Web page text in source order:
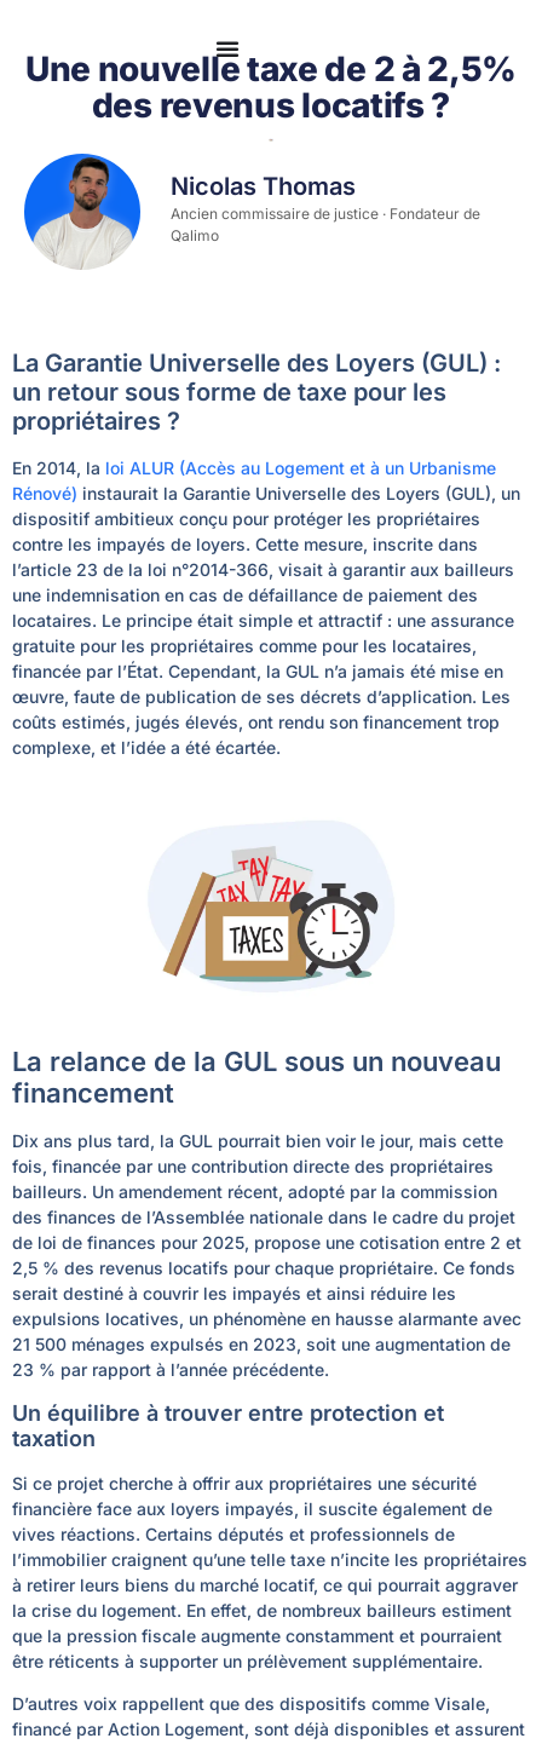
Une nouvelle taxe de 2 à 2,5%
des revenus locatifs ?
Nicolas Thomas
Ancien commissaire de justice · Fondateur de
Qalimo
La Garantie Universelle des Loyers (GUL) :
un retour sous forme de taxe pour les
propriétaires ?
En 2014, la loi ALUR (Accès au Logement et à un Urbanisme
Rénové) instaurait la Garantie Universelle des Loyers (GUL), un
dispositif ambitieux conçu pour protéger les propriétaires
contre les impayés de loyers. Cette mesure, inscrite dans
l’article 23 de la loi n°2014-366, visait à garantir aux bailleurs
une indemnisation en cas de défaillance de paiement des
locataires. Le principe était simple et attractif : une assurance
gratuite pour les propriétaires comme pour les locataires,
financée par l’État. Cependant, la GUL n’a jamais été mise en
œuvre, faute de publication de ses décrets d’application. Les
coûts estimés, jugés élevés, ont rendu son financement trop
complexe, et l’idée a été écartée.
La relance de la GUL sous un nouveau
financement
Dix ans plus tard, la GUL pourrait bien voir le jour, mais cette
fois, financée par une contribution directe des propriétaires
bailleurs. Un amendement récent, adopté par la commission
des finances de l’Assemblée nationale dans le cadre du projet
de loi de finances pour 2025, propose une cotisation entre 2 et
2,5 % des revenus locatifs pour chaque propriétaire. Ce fonds
serait destiné à couvrir les impayés et ainsi réduire les
expulsions locatives, un phénomène en hausse alarmante avec
21 500 ménages expulsés en 2023, soit une augmentation de
23 % par rapport à l’année précédente.
Un équilibre à trouver entre protection et
taxation
Si ce projet cherche à offrir aux propriétaires une sécurité
financière face aux loyers impayés, il suscite également de
vives réactions. Certains députés et professionnels de
l’immobilier craignent qu’une telle taxe n’incite les propriétaires
à retirer leurs biens du marché locatif, ce qui pourrait aggraver
la crise du logement. En effet, de nombreux bailleurs estiment
que la pression fiscale augmente constamment et pourraient
être réticents à supporter un prélèvement supplémentaire.
D’autres voix rappellent que des dispositifs comme Visale,
financé par Action Logement, sont déjà disponibles et assurent